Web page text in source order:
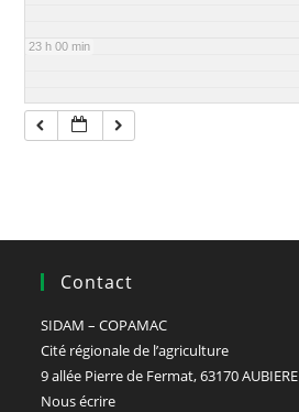
23 h 00 min
Contact
SIDAM – COPAMAC
Cité régionale de l’agriculture
9 allée Pierre de Fermat, 63170 AUBIERE
Nous écrire